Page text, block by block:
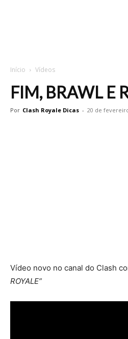
Início Vídeos
FIM, BRAWL E
Por Clash Royale Dicas - 20 de
Vídeo novo no canal do Clash
ROYALE”